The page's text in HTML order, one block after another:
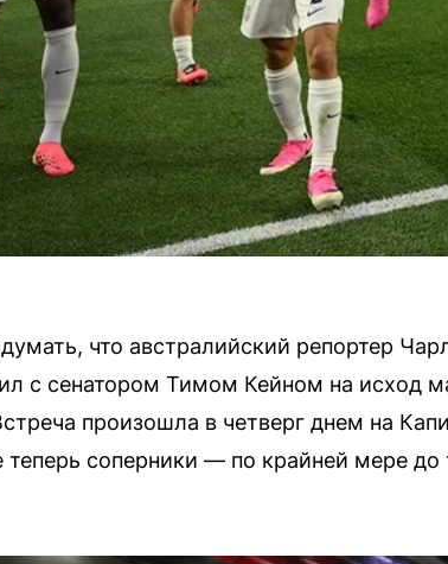
что австралийский репортер
с сенатором Тимом Кейном на исход
произошла в четверг днем на
теперь соперники — по крайней мере